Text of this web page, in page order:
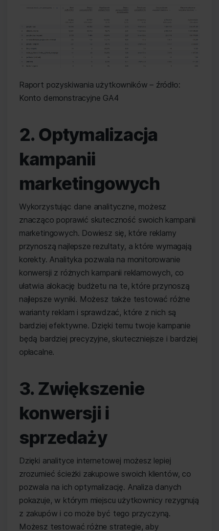
Raport pozyskiwania użytkowników – źródło:
Konto demonstracyjne GA4
2. Optymalizacja
kampanii
marketingowych
Wykorzystując dane analityczne, możesz
znacząco poprawić skuteczność swoich kampanii
marketingowych. Dowiesz się, które reklamy
przynoszą najlepsze rezultaty, a które wymagają
korekty. Analityka pozwala na monitorowanie
konwersji z różnych kampanii reklamowych, co
ułatwia alokację budżetu na te, które przynoszą
najlepsze wyniki. Możesz także testować różne
warianty reklam i sprawdzać, które z nich są
bardziej efektywne. Dzięki temu twoje kampanie
będą bardziej precyzyjne, skuteczniejsze i bardziej
opłacalne.
3. Zwiększenie
konwersji i
sprzedaży
Dzięki analityce internetowej możesz lepiej
zrozumieć ścieżki zakupowe swoich klientów, co
pozwala na ich optymalizację. Analiza danych
pokazuje, w którym miejscu użytkownicy rezygnują
z zakupów i co może być tego przyczyną.
Możesz testować różne strategie, aby